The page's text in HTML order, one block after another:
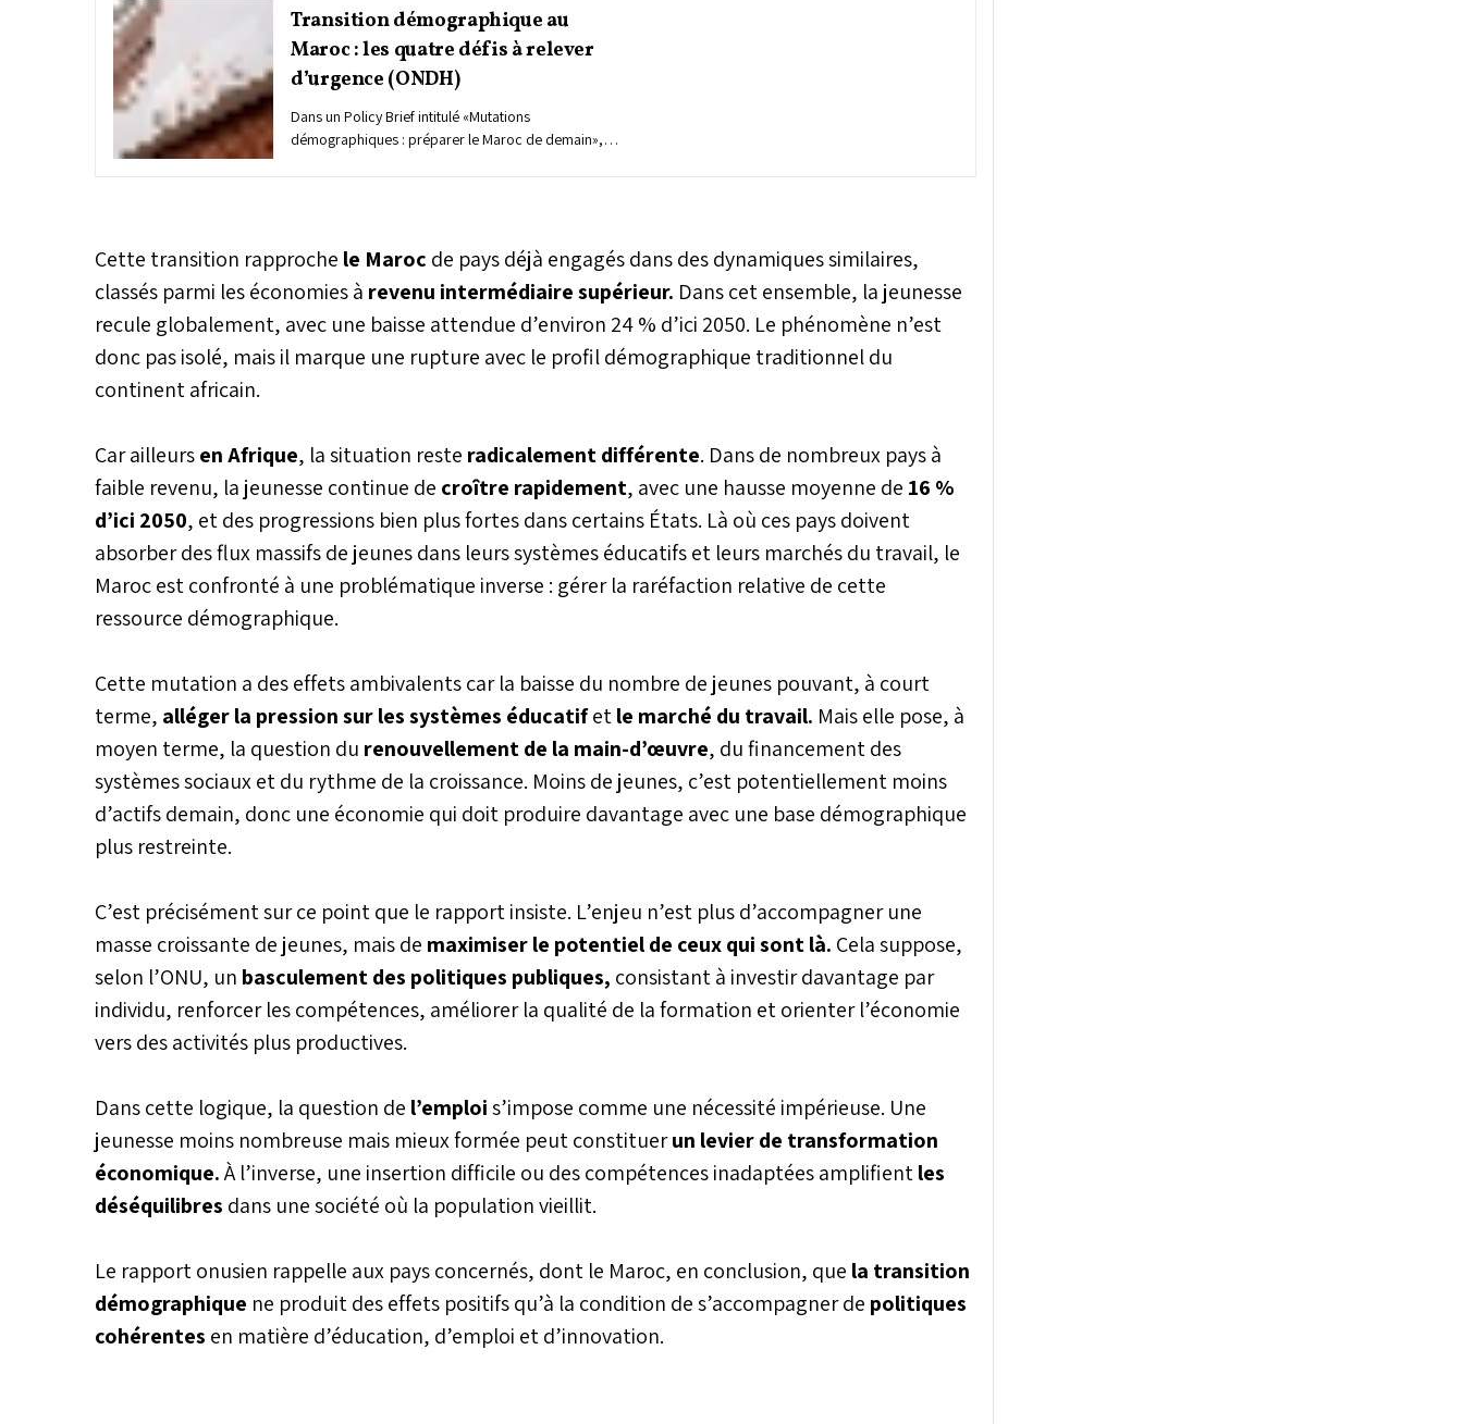
Transition démographique au
Maroc : les quatre défis à relever
d’urgence (ONDH)
Dans un Policy Brief intitulé «Mutations
démographiques : préparer le Maroc de demain»,
révélées par le Recensement général de la population
et de l’habitat de 2024. Coordonné par le président
de l’ONDH, Otmane Gair, ce document de cadrage
stratégique met en évidence un pays engagé dans une
transition démographique rapide, profonde et
régionalement inégale. Fécondité en chute libre,
décideurs publics, à quelques mois des échéances
électorales du 23 septembre 2026.
Cette transition rapproche le Maroc de pays déjà engagés dans des dynamiques similaires,
classés parmi les économies à revenu intermédiaire supérieur. Dans cet ensemble, la jeunesse
recule globalement, avec une baisse attendue d’environ 24 % d’ici 2050. Le phénomène n’est
donc pas isolé, mais il marque une rupture avec le profil démographique traditionnel du
continent africain.
Car ailleursen Afrique, la situation reste radicalement différente. Dans de nombreux pays à
faible revenu, la jeunesse continue de croître rapidement, avec une hausse moyenne de 16 %
d’ici 2050, et des progressions bien plus fortes dans certains États. Là où ces pays doivent
absorber des flux massifs de jeunes dans leurs systèmes éducatifs et leurs marchés du travail, le
Maroc est confronté à une problématique inverse : gérer la raréfaction relative de cette
ressource démographique.
Cette mutation a des effets ambivalents car la baisse du nombre de jeunes pouvant, à court
terme, alléger la pression sur les systèmes éducatifetle marché du travail. Mais elle pose, à
moyen terme, la question du renouvellement de la main-d’œuvre, du financement des
systèmes sociaux et du rythme de la croissance. Moins de jeunes, c’est potentiellement moins
d’actifs demain, donc une économie qui doit produire davantage avec une base démographique
plus restreinte.
C’est précisément sur ce point que le rapport insiste. L’enjeu n’est plus d’accompagner une
masse croissante de jeunes, mais de maximiser le potentiel de ceux qui sont là. Cela suppose,
selon l’ONU, un basculement des politiques publiques, consistant à investir davantage par
individu, renforcer les compétences, améliorer la qualité de la formation et orienter l’économie
vers des activités plus productives.
Dans cette logique, la question de l’emplois’impose comme une nécessité impérieuse. Une
jeunesse moins nombreuse mais mieux formée peut constituerun levier de transformation
économique.À l’inverse, une insertion difficile ou des compétences inadaptées amplifientles
déséquilibres dans une société où la population vieillit.
Le rapport onusien rappelle aux pays concernés, dont le Maroc, en conclusion, que la transition
démographique ne produit des effets positifs qu’à la condition de s’accompagner de politiques
cohérentes en matière d’éducation, d’emploi et d’innovation.